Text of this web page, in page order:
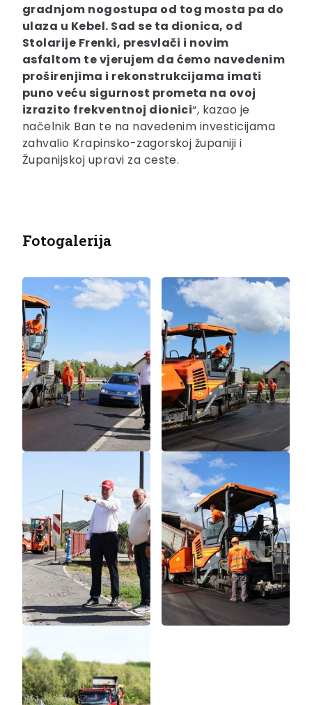
gradnjom nogostupa od tog mosta pa do
ulaza u Kebel. Sad se ta dionica, od
Stolarije Frenki, presvlači i novim
asfaltom te vjerujem da ćemo navedenim
proširenjima i rekonstrukcijama imati
puno veću sigurnost prometa na ovoj
izrazito frekventnoj dionici“, kazao je
načelnik Ban te na navedenim investicijama
zahvalio Krapinsko-zagorskoj županiji i
Županijskoj upravi za ceste.
Fotogalerija